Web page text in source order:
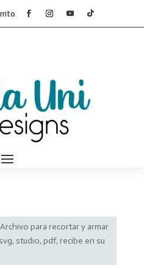
para recortar y armar
studio, pdf, recibe en su